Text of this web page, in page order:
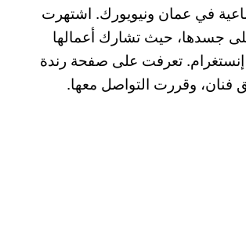
في عمان ونيويورك. اشتهرت
جسدها، حيث تشارك أعمالها
إنستغرام. تعرفت على صفحة رندة
وقررت التواصل معها.